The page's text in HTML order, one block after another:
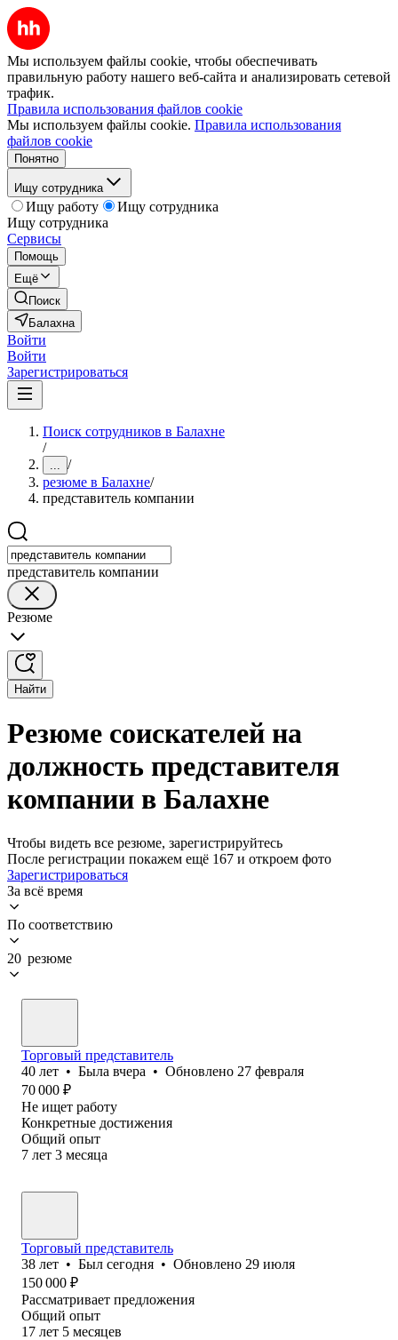
Мы используем файлы cookie, чтобы обеспечивать
правильную работу нашего веб-сайта и анализировать сетевой
трафик.
Правила использования файлов cookie
Мы используем файлы cookie. Правила использования
файлов cookie
Понятно
Ищу сотрудника
Ищу работу
Ищу сотрудника
Ищу сотрудника
Сервисы
Помощь
Ещё
Поиск
Балахна
Войти
Войти
Зарегистрироваться
Поиск сотрудников в Балахне
/
... /
резюме в Балахне/
представитель компании
представитель компании
Резюме
Найти
Резюме соискателей на
должность представителя
компании в Балахне
Чтобы видеть все резюме, зарегистрируйтесь
После регистрации покажем ещё 167 и откроем фото
Зарегистрироваться
За всё время
По соответствию
20 резюме
Торговый представитель
40 лет • Была вчера • Обновлено 27 февраля
70 000 ₽
Не ищет работу
Конкретные достижения
Общий опыт
7 лет 3 месяца
Торговый представитель
38 лет • Был сегодня • Обновлено 29 июля
150 000 ₽
Рассматривает предложения
Общий опыт
17 лет 5 месяцев